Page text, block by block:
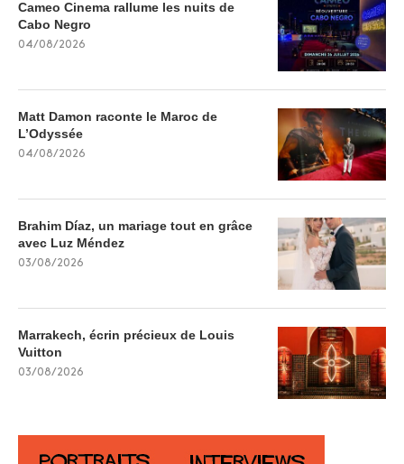
Cameo Cinema rallume les nuits de
Cabo Negro
04/08/2026
Matt Damon raconte le Maroc de
L’Odyssée
04/08/2026
Brahim Díaz, un mariage tout en grâce
avec Luz Méndez
03/08/2026
Marrakech, écrin précieux de Louis
Vuitton
03/08/2026